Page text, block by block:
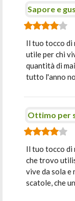
Sapore e
Il tuo tocco di
utile per chi
quantità di
tutto l'anno
Ottimo per
Il tuo tocco di
che trovo
vive da sola e
scatole, che